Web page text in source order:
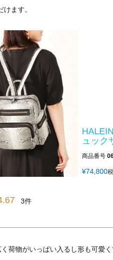
ます。
ュック
商品番号
¥74,800
3
荷物がいっぱい入るし形も可愛く